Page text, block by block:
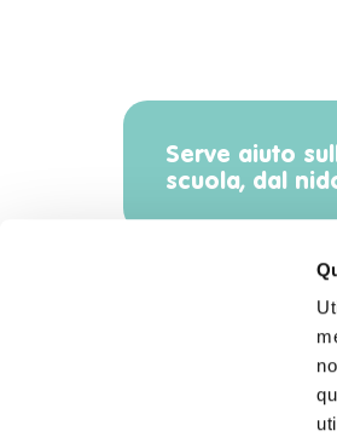
Serve aiuto
scuola, dal
Scarica l'app